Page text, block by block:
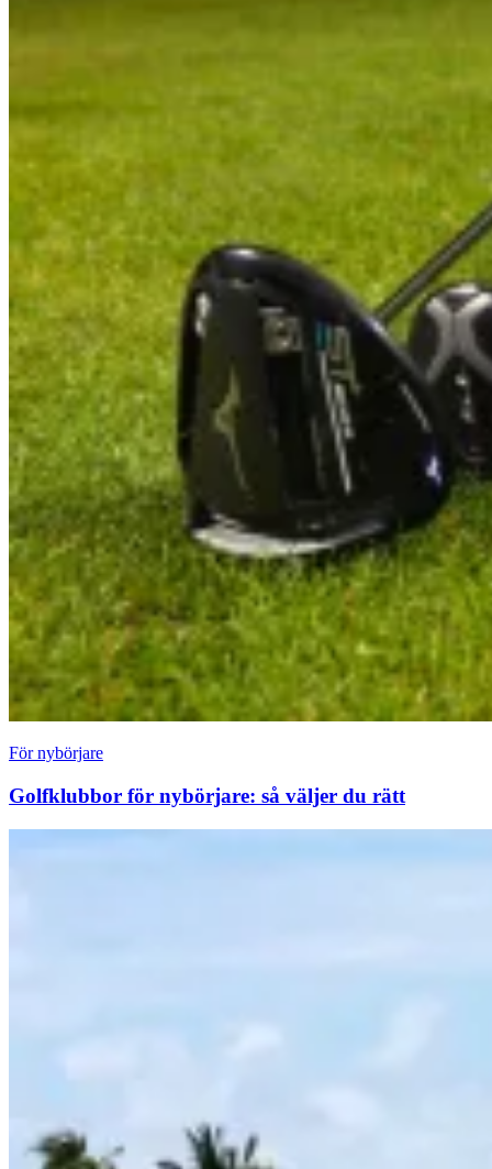
För nybörjare
Golfklubbor för nybörjare: så väljer du rätt